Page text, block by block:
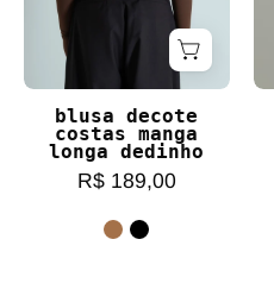
blusa decote
costas manga
longa dedinho
R$ 189,00